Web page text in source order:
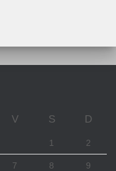
V S D
1 2
7 8 9